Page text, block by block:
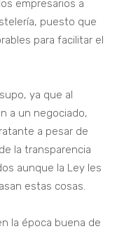
empresarios a
puesto que
para facilitar el
ya que al
a un negociado,
a pesar de
la transparencia
aunque la Ley les
estas cosas.
la época buena de